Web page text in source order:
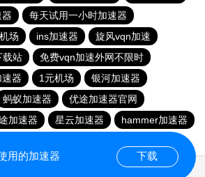
每天试用一小时加速器
场 ins加速器
旋风vqn加速
载站
免费vqn加速外网不限时
器 1元机场
银河加速器
蚂蚁加速器
优途加速器官网
加速器 星云加速器
hammer加速器
用的加速器 下载